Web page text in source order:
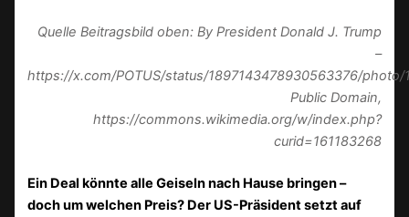
Quelle Beitragsbild oben: By President Donald J. Trump
–
https://x.com/POTUS/status/1897143478930563376/photo/
Public Domain,
https://commons.wikimedia.org/w/index.php?
curid=161183268
Ein Deal könnte alle Geiseln nach Hause bringen –
doch um welchen Preis? Der US-Präsident setzt auf